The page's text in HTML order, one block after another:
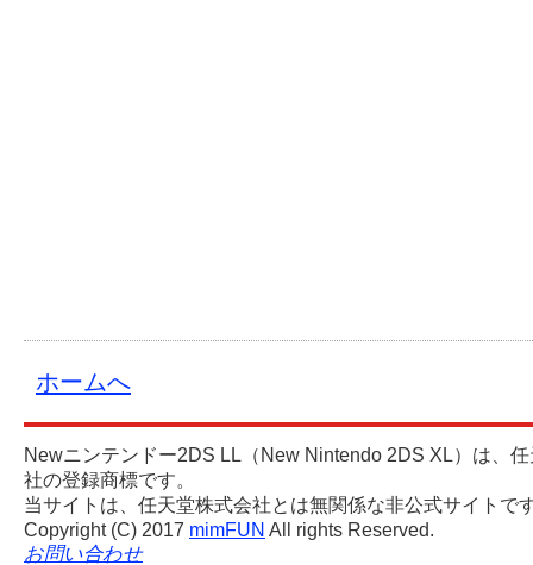
ホームへ
Newニンテンドー2DS LL（New Nintendo 2DS XL）は、
社の登録商標です。
当サイトは、任天堂株式会社とは無関係な非公式サイトで
Copyright (C) 2017 mimFUN All rights Reserved.
お問い合わせ